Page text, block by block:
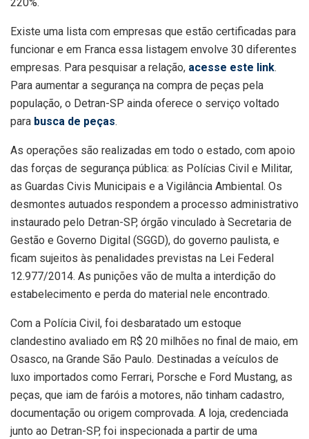
220%.
Existe uma lista com empresas que estão certificadas para
funcionar e em Franca essa listagem envolve 30 diferentes
empresas. Para pesquisar a relação, acesse este link.
Para aumentar a segurança na compra de peças pela
população, o Detran-SP ainda oferece o serviço voltado
para busca de peças.
As operações são realizadas em todo o estado, com apoio
das forças de segurança pública: as Polícias Civil e Militar,
as Guardas Civis Municipais e a Vigilância Ambiental. Os
desmontes autuados respondem a processo administrativo
instaurado pelo Detran-SP, órgão vinculado à Secretaria de
Gestão e Governo Digital (SGGD), do governo paulista, e
ficam sujeitos às penalidades previstas na Lei Federal
12.977/2014. As punições vão de multa a interdição do
estabelecimento e perda do material nele encontrado.
Com a Polícia Civil, foi desbaratado um estoque
clandestino avaliado em R$ 20 milhões no final de maio, em
Osasco, na Grande São Paulo. Destinadas a veículos de
luxo importados como Ferrari, Porsche e Ford Mustang, as
peças, que iam de faróis a motores, não tinham cadastro,
documentação ou origem comprovada. A loja, credenciada
junto ao Detran-SP, foi inspecionada a partir de uma